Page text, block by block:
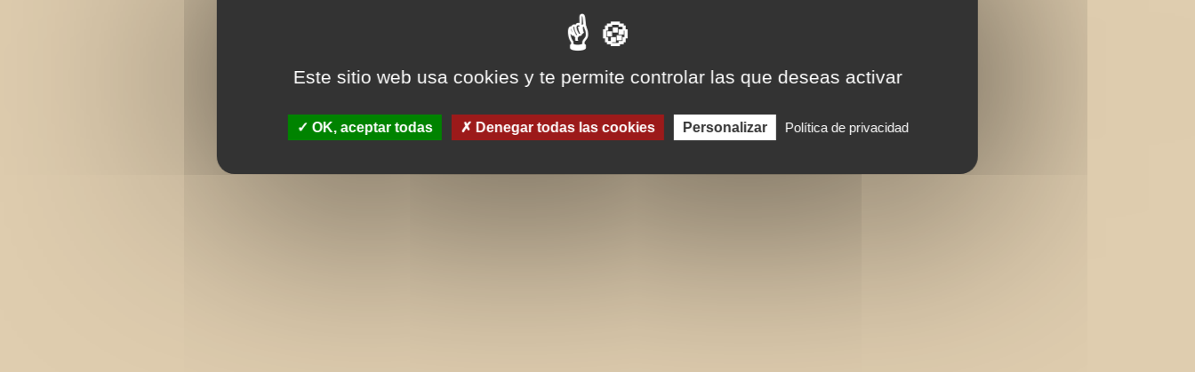
Este sitio web usa cookies y te permite controlar las que deseas activar
OK, aceptar todas Denegar todas las cookies Personalizar Política de privacidad